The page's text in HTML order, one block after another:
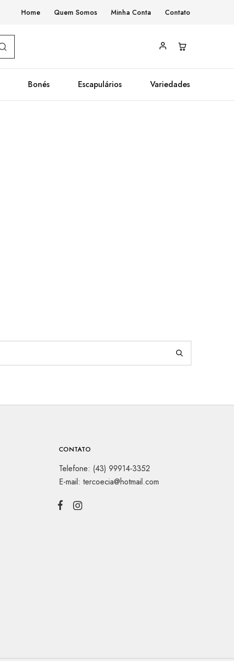
Home Quem Somos Minha Conta Contato
Bonés Escapulários Variedades
CONTATO
Telefone: (43) 99914-3352
E-mail: tercoecia@hotmail.com